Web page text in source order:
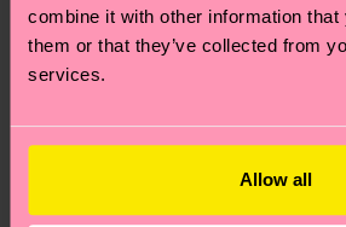
combine it with other information that
them or that they’ve collected from
services.
Allow all
4-Pack Cloudy Socks
38 €